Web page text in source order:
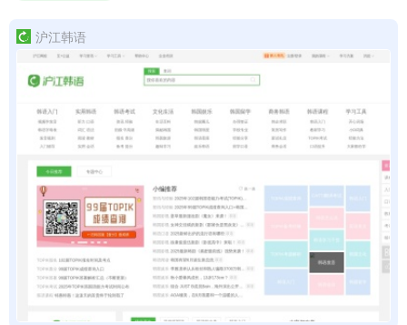
沪江韩语